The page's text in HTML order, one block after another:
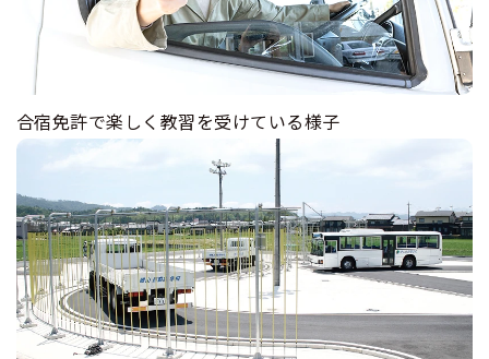
合宿免許で楽しく教習を受けている様子